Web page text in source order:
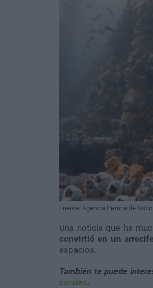
Fuente: Agencia Peruna de
Una noticia que ha
convirtió en un
espacios.
También te puede
corales.